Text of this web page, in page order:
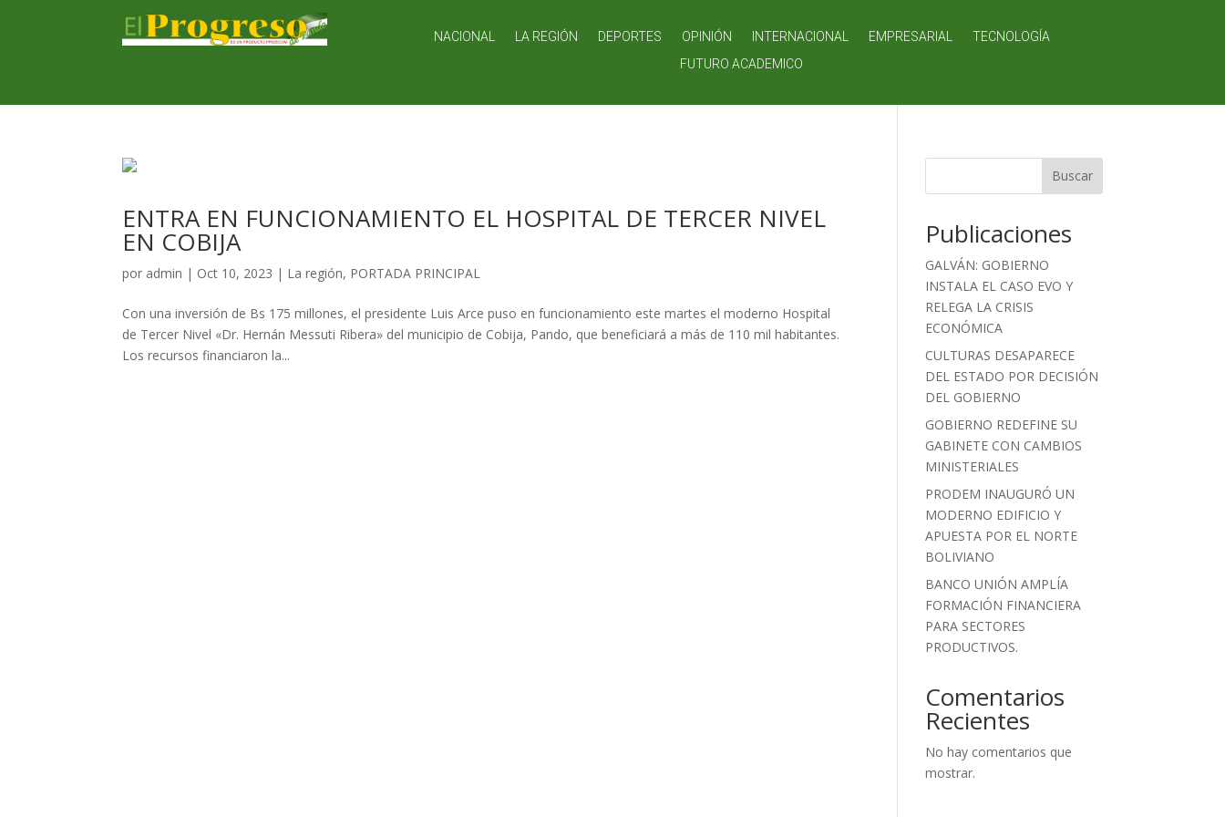
NACIONAL LA REGIÓN DEPORTES OPINIÓN INTERNACIONAL EMPRESARIAL
TECNOLOGÍA
FUTURO ACADEMICO
ENTRA EN FUNCIONAMIENTO EL HOSPITAL DE TERCER NIVEL
EN COBIJA
por admin | Oct 10, 2023 | La región, PORTADA PRINCIPAL
Con una inversión de Bs 175 millones, el presidente Luis Arce puso en funcionamiento este martes el moderno Hospital
de Tercer Nivel «Dr. Hernán Messuti Ribera» del municipio de Cobija, Pando, que beneficiará a más de 110 mil habitantes.
Los recursos financiaron la...
Buscar
Publicaciones
GALVÁN: GOBIERNO
INSTALA EL CASO EVO Y
RELEGA LA CRISIS
ECONÓMICA
CULTURAS DESAPARECE
DEL ESTADO POR DECISIÓN
DEL GOBIERNO
GOBIERNO REDEFINE SU
GABINETE CON CAMBIOS
MINISTERIALES
PRODEM INAUGURÓ UN
MODERNO EDIFICIO Y
APUESTA POR EL NORTE
BOLIVIANO
BANCO UNIÓN AMPLÍA
FORMACIÓN FINANCIERA
PARA SECTORES
PRODUCTIVOS.
Comentarios
Recientes
No hay comentarios que
mostrar.